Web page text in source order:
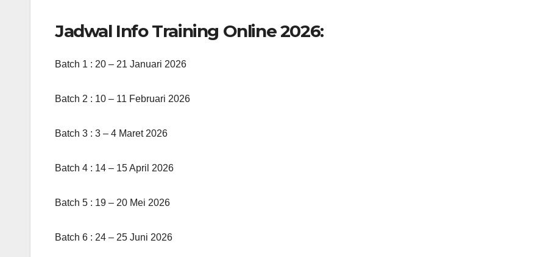
Jadwal Info Training Online 2026:
Batch 1 : 20 – 21 Januari 2026
Batch 2 : 10 – 11 Februari 2026
Batch 3 : 3 – 4 Maret 2026
Batch 4 : 14 – 15 April 2026
Batch 5 : 19 – 20 Mei 2026
Batch 6 : 24 – 25 Juni 2026